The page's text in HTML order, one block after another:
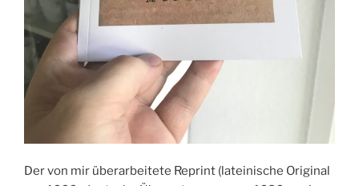
Der von mir überarbeitete Reprint (lateinische Original